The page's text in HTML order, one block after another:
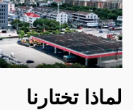
لماذا تختارنا